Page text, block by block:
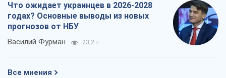
Что ожидает украинцев в 2026-2028
годах? Основные выводы из новых
прогнозов от НБУ
Василий Фурман 23,2 т.
Все мнения